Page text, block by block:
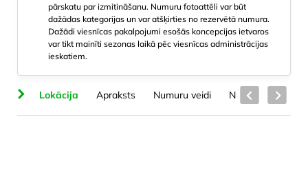
pārskatu par izmitināšanu. Numuru fotoattēli var būt
dažādas kategorijas un var atšķirties no rezervētā numura.
Dažādi viesnīcas pakalpojumi esošās koncepcijas ietvaros
var tikt mainīti sezonas laikā pēc viesnīcas administrācijas
ieskatiem.
Lokācija Apraksts Numuru veidi Numuros